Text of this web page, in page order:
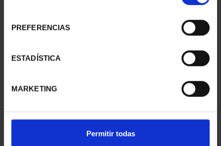
PREFERENCIAS
ESTADÍSTICA
MARKETING
Permitir todas
PROVINCIA 1
Sólo para usuarios
SUSCRIPCIÓN
CAPITALES DE
PROVINCIA 2
Sólo para usuarios
registrados